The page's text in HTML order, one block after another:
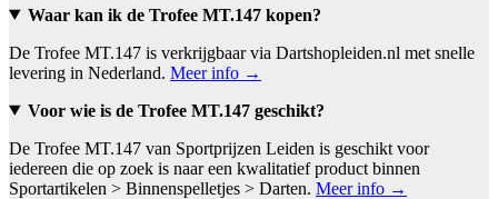
Waar kan ik de Trofee MT.147 kopen?
De Trofee MT.147 is verkrijgbaar via Dartshopleiden.nl met snelle
levering in Nederland. Meer info →
Voor wie is de Trofee MT.147 geschikt?
De Trofee MT.147 van Sportprijzen Leiden is geschikt voor
iedereen die op zoek is naar een kwalitatief product binnen
Sportartikelen > Binnenspelletjes > Darten. Meer info →